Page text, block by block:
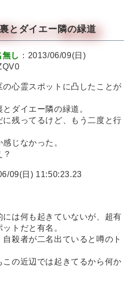
とダイエー隣の緑道
し ：2013/06/09(日)
の心霊スポットに凸したことが
ダイエー隣の緑道。
残ってるけど、もう二度と行
じなかった。
09(日) 11:50:23.23
には何も起きていないが、超有
トだと有名。
殺者が二名出ていると噂のト
この近辺では起きてるから何か